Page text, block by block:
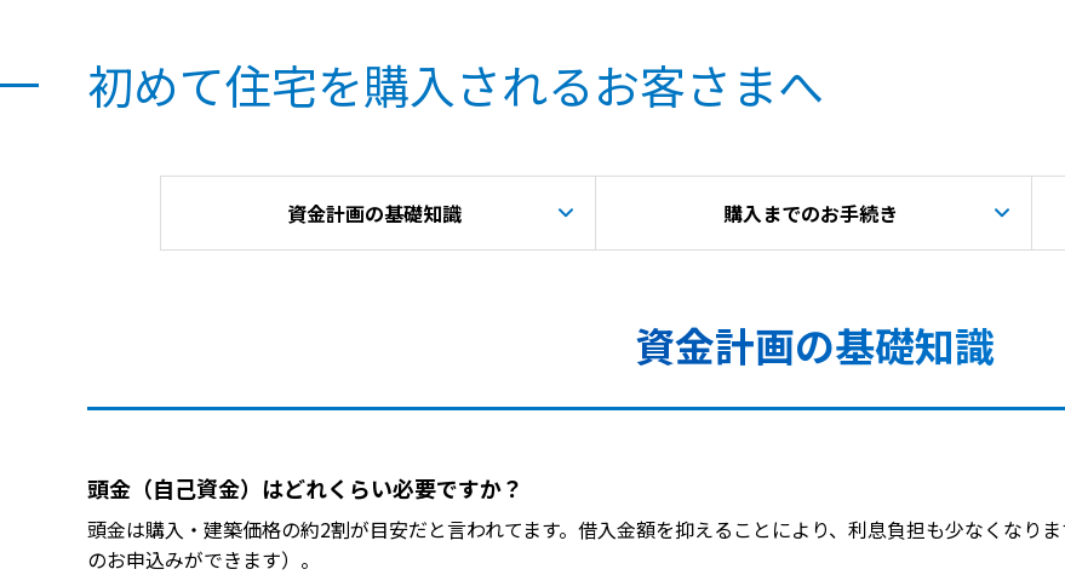
初めて住宅を購入されるお客さまへ
資金計画の基礎知識 購入までのお手続き
資金計画の基礎知識
頭金（自己資金）はどれくらい必要ですか？
頭金は購入・建築価格の約2割が目安だと言われてます。借入金額を抑えることにより、利息負担も少なくなり
のお申込みができます）。